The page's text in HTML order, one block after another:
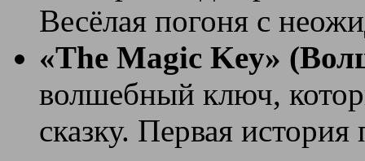
Весёлая погоня с
«The Magic Key»
волшебный ключ,
сказку. Первая